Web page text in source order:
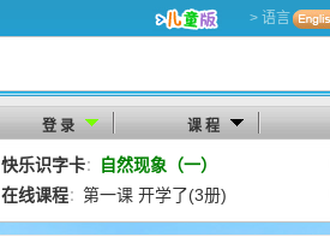
> 语言
登 录 课 程
快乐识字卡： 自然现象（一）
在线课程： 第一课 开学了(3册)